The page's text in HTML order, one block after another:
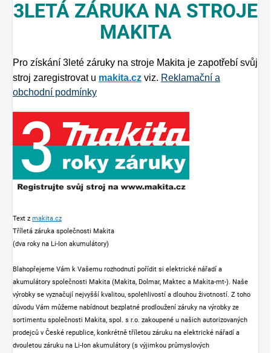
3LETÁ ZÁRUKA NA STROJE
MAKITA
Pro získání 3leté záruky na stroje Makita je zapotřebí svůj
stroj zaregistrovat u makita.cz viz. Reklamační a
obchodní podmínky
Text z makita.cz
Tříletá záruka společnosti Makita
(dva roky na Li-Ion akumulátory)
Blahopřejeme Vám k Vašemu rozhodnutí pořídit si elektrické nářadí a
akumulátory společnosti Makita (Makita, Dolmar, Maktec a Makita-mt-). Naše
výrobky se vyznačují nejvyšší kvalitou, spolehlivostí a dlouhou životností. Z toho
důvodu Vám můžeme nabídnout bezplatné prodloužení záruky na výrobky ze
sortimentu společnosti Makita, spol. s r.o. zakoupené u našich autorizovaných
prodejců v České republice, konkrétně tříletou záruku na elektrické nářadí a
dvouletou záruku na Li-Ion akumulátory (s výjimkou průmyslových